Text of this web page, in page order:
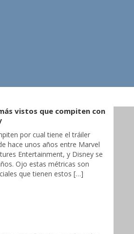
vistos que compiten con
por cual tiene el tráiler
hace unos años entre Marvel
Entertainment, y Disney se
Ojo estas métricas son
que tienen estos […]